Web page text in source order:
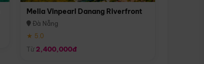
Melia Vinpearl Danang Riverfront
Đà Nẵng
★ 5.0
Từ 2,400,000đ